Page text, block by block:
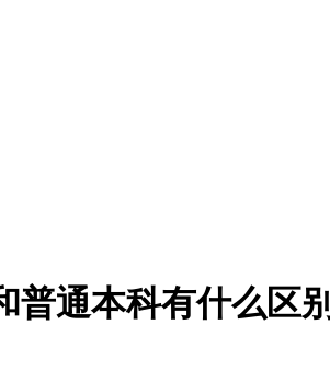
普通本科有什么区别